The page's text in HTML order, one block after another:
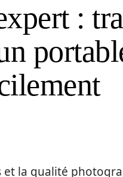
:
et la qualité